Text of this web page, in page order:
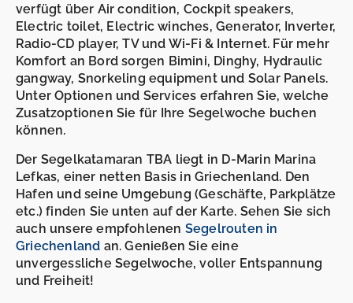
verfügt über Air condition, Cockpit speakers,
Electric toilet, Electric winches, Generator, Inverter,
Radio-CD player, TV und Wi-Fi & Internet. Für mehr
Komfort an Bord sorgen Bimini, Dinghy, Hydraulic
gangway, Snorkeling equipment und Solar Panels.
Unter Optionen und Services erfahren Sie, welche
Zusatzoptionen Sie für Ihre Segelwoche buchen
können.
Der Segelkatamaran TBA liegt in D-Marin Marina
Lefkas, einer netten Basis in Griechenland. Den
Hafen und seine Umgebung (Geschäfte, Parkplätze
etc.) finden Sie unten auf der Karte. Sehen Sie sich
auch unsere empfohlenen Segelrouten in
Griechenland an. Genießen Sie eine
unvergessliche Segelwoche, voller Entspannung
und Freiheit!